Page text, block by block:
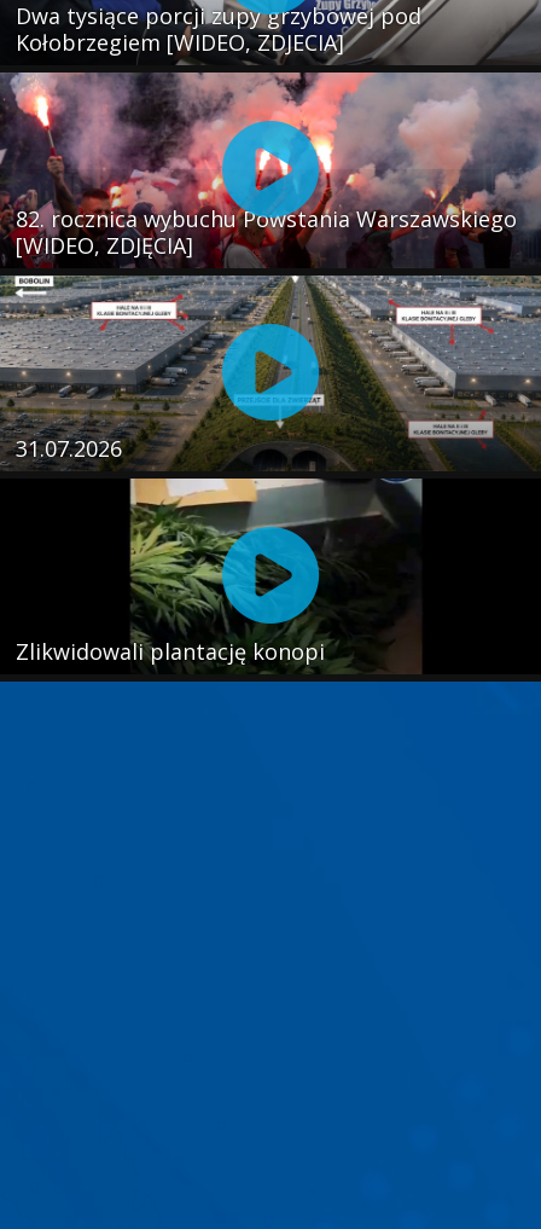
Dwa tysiące porcji zupy grzybowej pod
Kołobrzegiem [WIDEO, ZDJECIA]
82. rocznica wybuchu Powstania Warszawskiego
[WIDEO, ZDJĘCIA]
31.07.2026
Zlikwidowali plantację konopi